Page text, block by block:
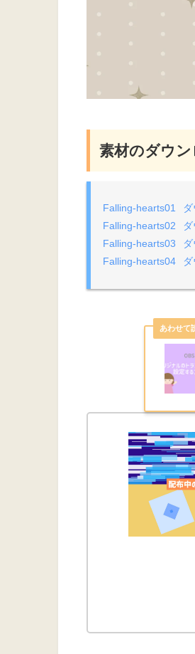
素材のダウン
Falling-hearts01
Falling-hearts02
Falling-hearts03
Falling-hearts04